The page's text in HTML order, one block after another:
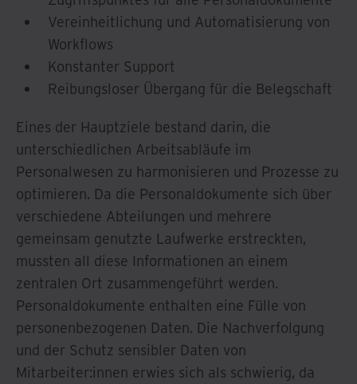
Vereinheitlichung und Automatisierung von
Workflows
Konstanter Support
Reibungsloser Übergang für die Belegschaft
Eines der Hauptziele bestand darin, die
unterschiedlichen Arbeitsabläufe im
Personalwesen zu harmonisieren und Prozesse zu
optimieren. Da die Personaldokumente sich über
verschiedene Abteilungen und mehrere
gemeinsam genutzte Laufwerke erstreckten,
mussten all diese Informationen an einem
zentralen Ort zusammengeführt werden.
Personaldokumente enthalten eine Fülle von
personenbezogenen Daten. Die Nachverfolgung
und der Schutz sensibler Daten von
Mitarbeiter:innen erwies sich als schwierig, da